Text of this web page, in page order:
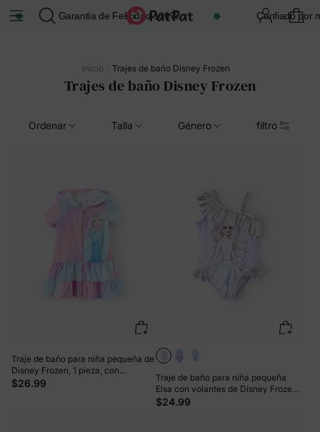
Garantía de Felicidad 100% Confiado por
Inicio Trajes de baño Disney Frozen
Trajes de baño Disney Frozen
Ordenar Talla Género filtro
Traje de baño para niña pequeña de
Disney Frozen, 1 pieza, con
capucha, cremallera y volantes en
$26.99
Traje de baño para niña pequeña
Elsa con volantes de Disney Frozen,
color azul, con protección solar UPF
$24.99